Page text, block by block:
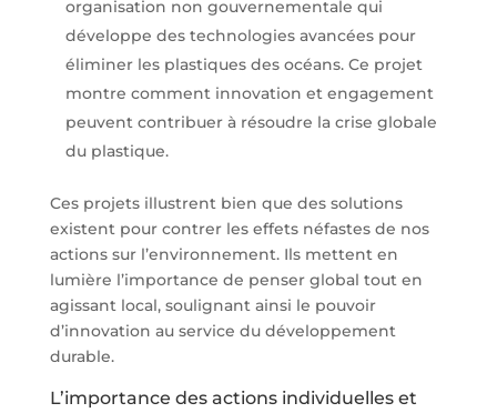
organisation non gouvernementale qui
développe des technologies avancées pour
éliminer les plastiques des océans. Ce projet
montre comment innovation et engagement
peuvent contribuer à résoudre la crise globale
du plastique.
Ces projets illustrent bien que des solutions
existent pour contrer les effets néfastes de nos
actions sur l’environnement. Ils mettent en
lumière l’importance de penser global tout en
agissant local, soulignant ainsi le pouvoir
d’innovation au service du développement
durable.
L’importance des actions individuelles et